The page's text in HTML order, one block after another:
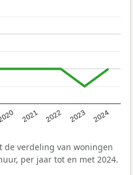
2021 2022 2023 2024
de verdeling van woningen
per jaar tot en met 2024.